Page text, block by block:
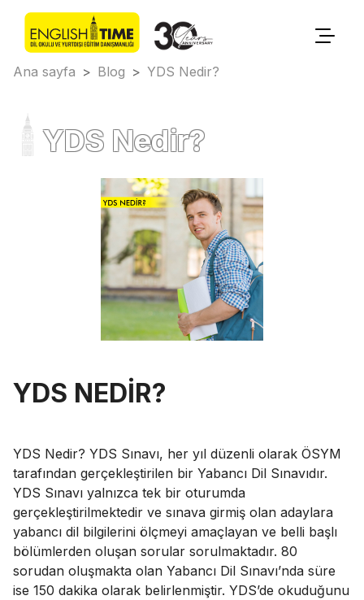
Ana sayfa > Blog > YDS Nedir?
YDS Nedir?
YDS NEDİR?
YDS Nedir? YDS Sınavı, her yıl düzenli olarak ÖSYM
tarafından gerçekleştirilen bir Yabancı Dil Sınavıdır.
YDS Sınavı yalnızca tek bir oturumda
gerçekleştirilmektedir ve sınava girmiş olan adaylara
yabancı dil bilgilerini ölçmeyi amaçlayan ve belli başlı
bölümlerden oluşan sorular sorulmaktadır. 80
sorudan oluşmakta olan Yabancı Dil Sınavı’nda süre
ise 150 dakika olarak belirlenmiştir. YDS’de okuduğunu